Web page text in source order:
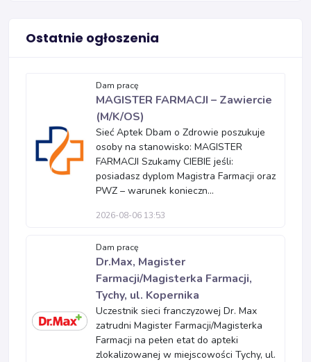
Ostatnie ogłoszenia
Dam pracę
MAGISTER FARMACJI – Zawiercie
(M/K/OS)
Sieć Aptek Dbam o Zdrowie poszukuje
osoby na stanowisko: MAGISTER
FARMACJI Szukamy CIEBIE jeśli:
posiadasz dyplom Magistra Farmacji oraz
PWZ – warunek konieczn...
2026-08-06 13:53
Dam pracę
Dr.Max, Magister
Farmacji/Magisterka Farmacji,
Tychy, ul. Kopernika
Uczestnik sieci franczyzowej Dr. Max
zatrudni Magister Farmacji/Magisterka
Farmacji na pełen etat do apteki
zlokalizowanej w miejscowości Tychy, ul.